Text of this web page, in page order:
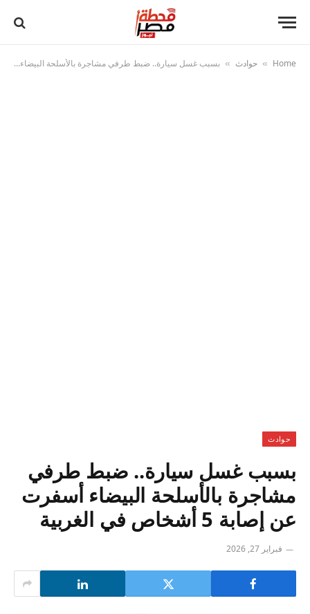
Home
» حوادث » بسبب غسل سيارة.. ضبط طرفي مشاجرة بالأسلحة البيضاء أسفرت عن إصابة 5 أشخاص في الغربية
حوادث
بسبب غسل سيارة.. ضبط طرفي
مشاجرة بالأسلحة البيضاء أسفرت
عن إصابة 5 أشخاص في الغربية
فبراير 27, 2026